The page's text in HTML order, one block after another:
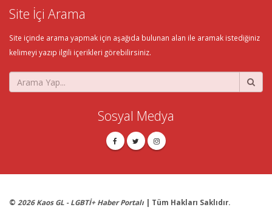
Site İçi Arama
Site içinde arama yapmak için aşağıda bulunan alan ile aramak istediğiniz
kelimeyi yazıp ilgili içerikleri görebilirsiniz.
Sosyal Medya
© 2026 Kaos GL - LGBTİ+ Haber Portalı | Tüm Hakları Saklıdır.